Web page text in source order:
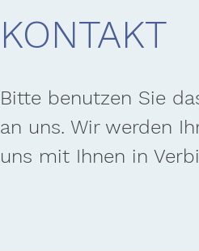
KONTAKT
Bitte benutzen Sie
an uns. Wir werden
uns mit Ihnen in